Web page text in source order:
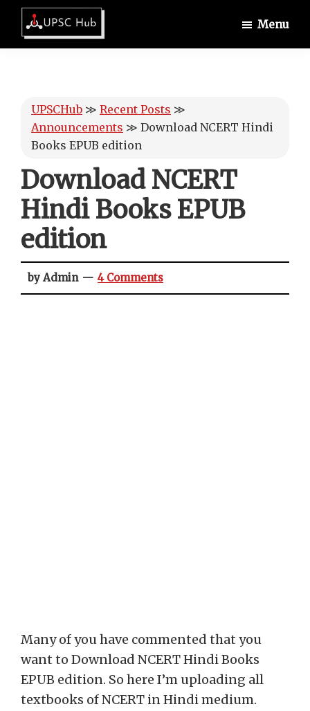
Skip
main
Skip
primary
Skip
footerUPSCHub
IAS
Menu
UPSCHub ≫ Recent Posts ≫
Announcements ≫ Download NCERT Hindi
Books EPUB edition
Download NCERT
Hindi Books EPUB
edition
by Admin 4 Comments
Many of you have commented that you
want to Download NCERT Hindi Books
EPUB edition. So here I’m uploading all
textbooks of NCERT in Hindi medium.